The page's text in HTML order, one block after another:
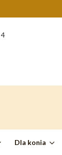
Dla konia